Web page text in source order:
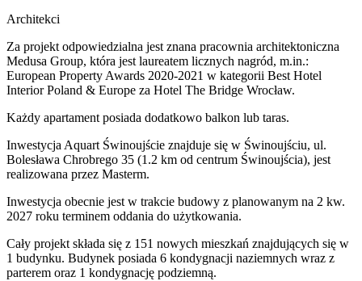
Architekci
Za projekt odpowiedzialna jest znana pracownia architektoniczna
Medusa Group, która jest laureatem licznych nagród, m.in.:
European Property Awards 2020-2021 w kategorii Best Hotel
Interior Poland & Europe za Hotel The Bridge Wrocław.
Każdy apartament posiada dodatkowo balkon lub taras.
Inwestycja Aquart Świnoujście znajduje się w Świnoujściu, ul.
Bolesława Chrobrego 35 (1.2 km od centrum Świnoujścia), jest
realizowana przez Masterm.
Inwestycja obecnie jest w trakcie budowy z planowanym na 2 kw.
2027 roku terminem oddania do użytkowania.
Cały projekt składa się z 151 nowych mieszkań znajdujących się w
1 budynku. Budynek posiada 6 kondygnacji naziemnych wraz z
parterem oraz 1 kondygnację podziemną.